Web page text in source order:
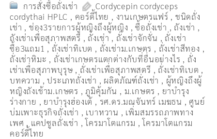
การสั่งซื้อถั่งเช่า
Cordycepin cordyceps
cordythai HPLC , คอร์ดี้ไทย , งานเกษตรแฟร์ , ชนิดถั่ง
เช่า , ช่อง3รายการผู้หญิงถึงผู้หญิง ,ซื้อถั่งเช่า , ถังเช่า ,
ถังเช่าเพื่อสุภาพสตรี , ถั่งเช่า , ถั่งเช่าจักจั่น , ถั่งเช่า
ซื้อ3แถม1 , ถั่งเช่าทิเบต , ถั่งเช่าม.เกษตร , ถั่งเช่าสีทอง ,
ถั่งเช่าหิมะ , ถั่งเช่าเกษตรแตกต่างกับที่อื่นอย่างไร , ถั่ง
เช่าเพื่อสุภาพบุรุษ , ถั่งเช่าเพื่อสุภาพสตรี , ถั่่งเช่าทิเบต ,
บทความ ,ประเภทถั่งเช่า , ผลิตภัณฑ์ถั่งเช่า , ผู้หญิงถึงผู้
หญิงถังเช้าม.เกษตร ,ภูมิคุ้มกัน , ม.เกษตร , ยาบำรุง
ร่างกาย , ยาบำรุงฮ่องเต้ , รศ.ดร.มณจันทร์ เมฆธน , ศูนย์
บ่มเพาะธุรกิจถั่งเช่า , เบาหวาน , เพิ่มสมรรถภาพทาง
เพศ , แคปซูลถั่งเช่า ,โครมาโตแกรม ,โครมาโตแกรม
คอร์ดี้ไทย